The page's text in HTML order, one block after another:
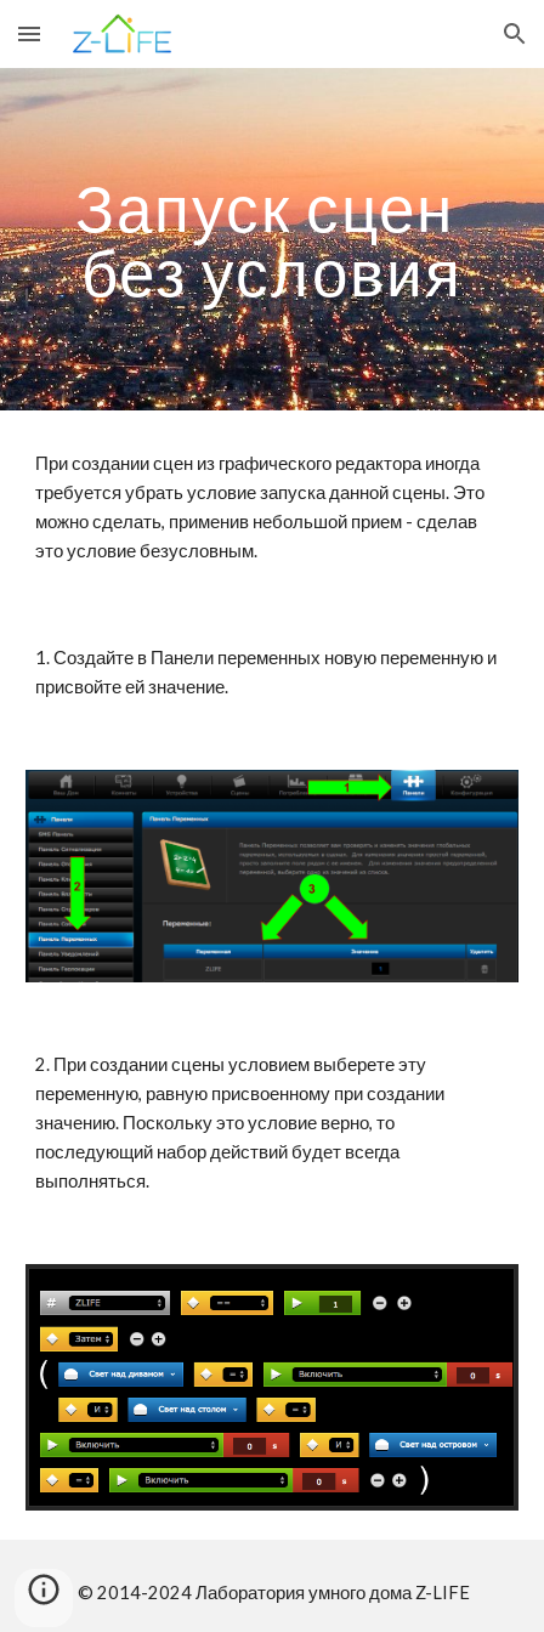
Skip to main content Skip to navigation
Запуск сцен
без условия
При создании сцен из графического редактора иногда
требуется убрать условие запуска данной сцены. Это
можно сделать, применив небольшой прием - сделав
это условие безусловным.
1. Создайте в Панели переменных новую переменную и
присвойте ей значение.
2. При создании сцены условием выберете эту
переменную, равную присвоенному при создании
значению. Поскольку это условие верно, то
последующий набор действий будет всегда
выполняться.
© 2014-2024 Лаборатория умного дома Z-LIFE